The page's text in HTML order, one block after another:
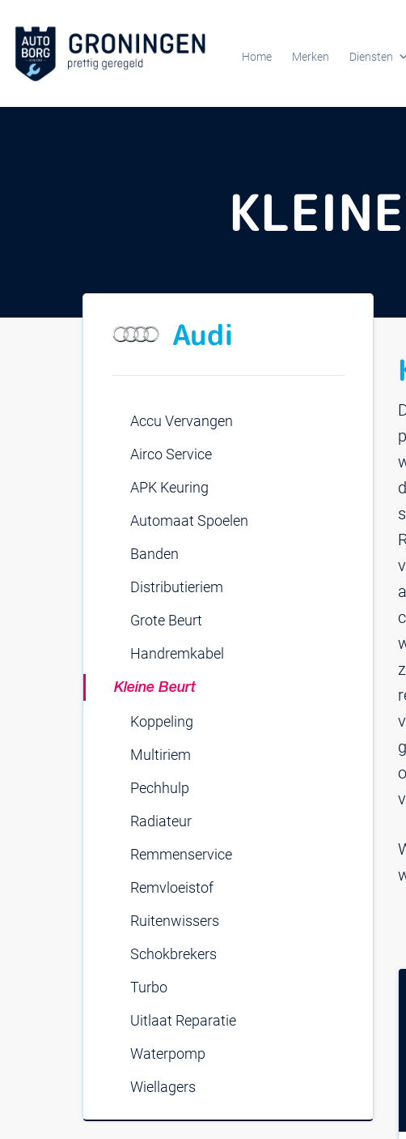
Home Merken Diensten
Audi
Accu Vervangen
Airco Service
APK Keuring
Automaat Spoelen
Banden
Distributieriem
Grote Beurt
Handremkabel
Kleine Beurt
Koppeling
Multiriem
Pechhulp
Radiateur
Remmenservice
Remvloeistof
Ruitenwissers
Schokbrekers
Turbo
Uitlaat Reparatie
Waterpomp
Wiellagers